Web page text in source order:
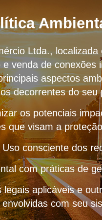
Ltda.,
venda de conexões
aspectos
decorrentes do seu
os potenciais
que visam a
Uso consciente dos
com práticas de
legais aplicáveis e
com seu